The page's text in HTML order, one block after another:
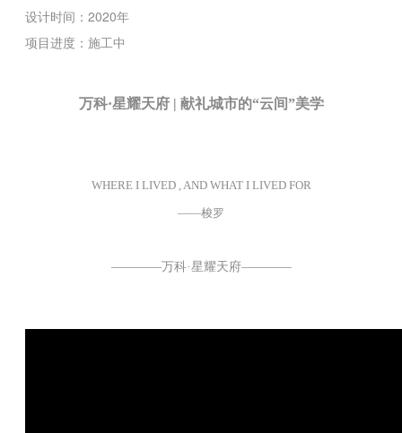
设计时间：2020年
项目进度：施工中
万科·星耀天府 | 献礼城市的“云间”美学
WHERE I LIVED , AND WHAT I LIVED FOR
——梭罗
————万科·星耀天府————